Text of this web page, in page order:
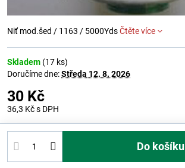
Niť mod.šed / 1163 / 5000YdsČtěte více
Skladem (17 ks)
Doručíme dne:Středa 12. 8. 2026
30 Kč
36,3 Kčs DPH
Do košíku